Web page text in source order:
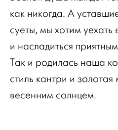
как никогда. А
суеты, мы хотим уехать
и насладиться
Так и родилась наша
стиль кантри и
весенним солнцем.